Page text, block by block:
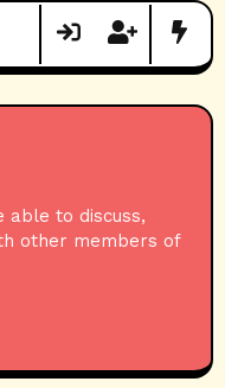
able to discuss,
other members of